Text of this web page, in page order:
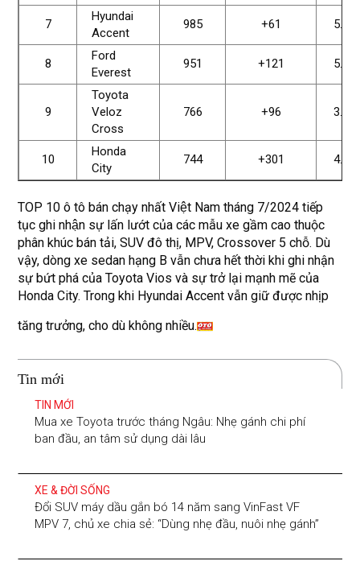
7
Hyundai
Accent
985 +61
8
Ford
Everest
951 +121
9
Toyota
Veloz
Cross
766 +96
10
Honda
City
744 +301
TOP 10 ô tô bán chạy nhất Việt Nam tháng 7/2024 tiếp
tục ghi nhận sự lấn lướt của các mẫu xe gầm cao thuộc
phân khúc bán tải, SUV đô thị, MPV, Crossover 5 chỗ. Dù
vậy, dòng xe sedan hạng B vẫn chưa hết thời khi ghi nhận
sự bứt phá của Toyota Vios và sự trở lại mạnh mẽ của
Honda City. Trong khi Hyundai Accent vẫn giữ được nhịp
tăng trưởng, cho dù không nhiều.
Tin mới
TIN MỚI
Mua xe Toyota trước tháng Ngâu: Nhẹ gánh chi phí
ban đầu, an tâm sử dụng dài lâu
XE & ĐỜI SỐNG
Đổi SUV máy dầu gắn bó 14 năm sang VinFast VF
MPV 7, chủ xe chia sẻ: “Dùng nhẹ đầu, nuôi nhẹ gánh”